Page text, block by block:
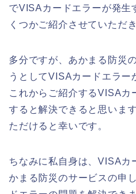
でVISAカードエラーが発生
くつかご紹介させていただき
多分ですが、あかまる防災
うとしてVISAカードエラー
これからご紹介するVISAカ
すると解決できると思いま
ただけると幸いです。
ちなみに私自身は、VISAカ
かまる防災のサービスの申